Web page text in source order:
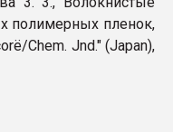
полимерных пленок,
Chem. Jnd." (Japan),